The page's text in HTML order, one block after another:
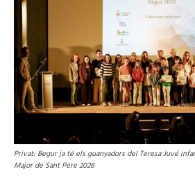
Privat: Begur ja té els guanyadors del Teresa Juvé
Major de Sant Pere 2026